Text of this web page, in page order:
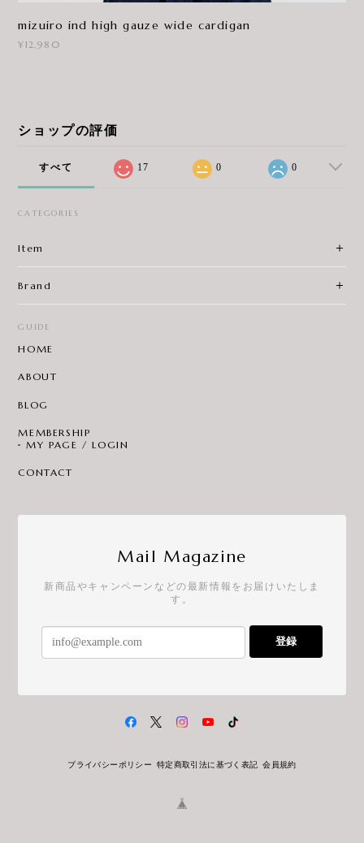
mizuiro ind high gauze wide cardigan
¥12,980
ショップの評価
すべて 17 0 0
CATEGORIES
Item
Brand
GUIDE
HOME
ABOUT
BLOG
MEMBERSHIP
MY PAGE / LOGIN
CONTACT
Mail Magazine
新商品やキャンペーンなどの最新情報をお届けいたしま
す。
登録
プライバシーポリシー 特定商取引法に基づく表記 会員規約